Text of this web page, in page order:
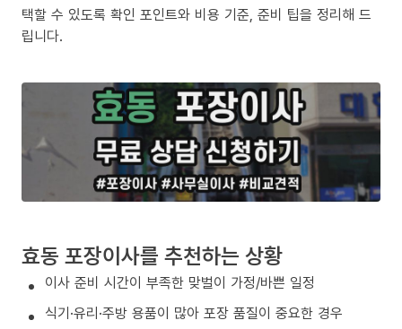
택할 수 있도록 확인 포인트와 비용 기준, 준비 팁을 정리해 드
립니다.
효동 포장이사를 추천하는 상황
이사 준비 시간이 부족한 맞벌이 가정/바쁜 일정
식기·유리·주방 용품이 많아 포장 품질이 중요한 경우